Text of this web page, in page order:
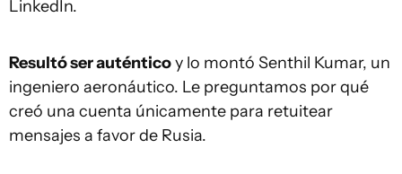
LinkedIn.
Resultó ser auténticoy lo montó Senthil Kumar, un
ingeniero aeronáutico. Le preguntamos por qué
creó una cuenta únicamente para retuitear
mensajes a favor de Rusia.